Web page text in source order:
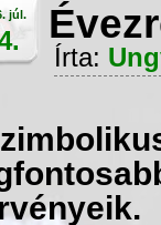
júl.
Írta: